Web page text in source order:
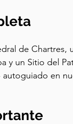
de Chartres,
y un Sitio del
en
donde